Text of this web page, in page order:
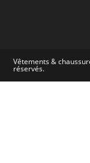
Vêtements &
réservés.